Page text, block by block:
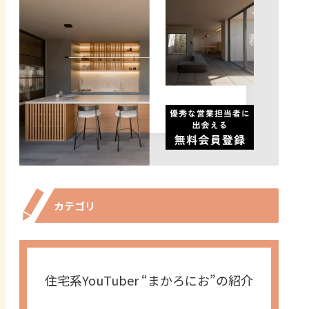
カテゴリ
住宅系YouTuber “まかろにお”の紹介